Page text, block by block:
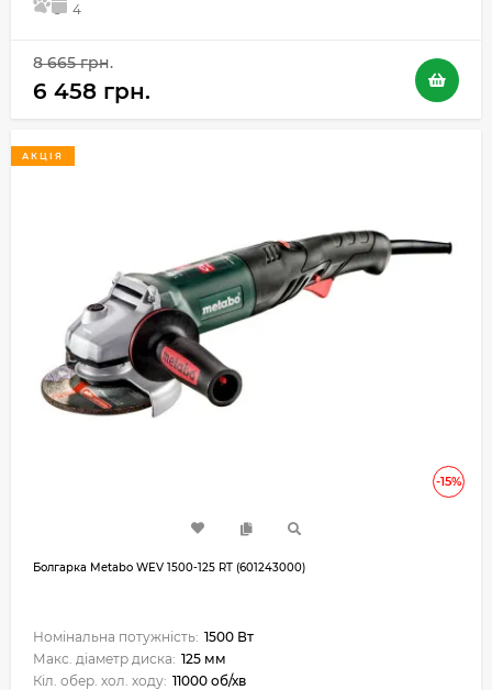
5 4
8 665 грн.
6 458 грн.
-15%
АКЦІЯ
Болгарка Metabo WEV 1500-125 RT (601243000)
Номінальна потужність: 1500 Вт
Макс. діаметр диска: 125 мм
Кіл. обер. хол. ходу: 11000 об/хв